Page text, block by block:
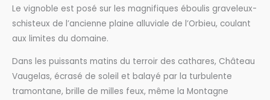
Prestige
Rouge
Magnum
Le vignoble est posé sur les magnifiques éboulis graveleux-
schisteux de l’ancienne plaine alluviale de l’Orbieu, coulant
aux limites du domaine.
Dans les puissants matins du terroir des cathares, Château
Vaugelas, écrasé de soleil et balayé par la turbulente
tramontane, brille de milles feux, même la Montagne